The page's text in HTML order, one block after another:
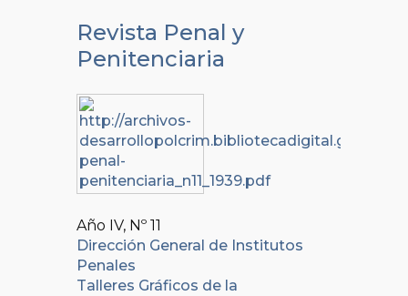
Revista Penal y
Penitenciaria
Año IV, Nº 11
Dirección General de Institutos
Penales
Talleres Gráficos de la